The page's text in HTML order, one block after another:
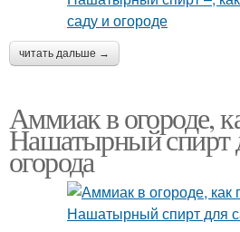
читать дальше →
Аммиак в огороде,
Нашатырный спирт
огорода